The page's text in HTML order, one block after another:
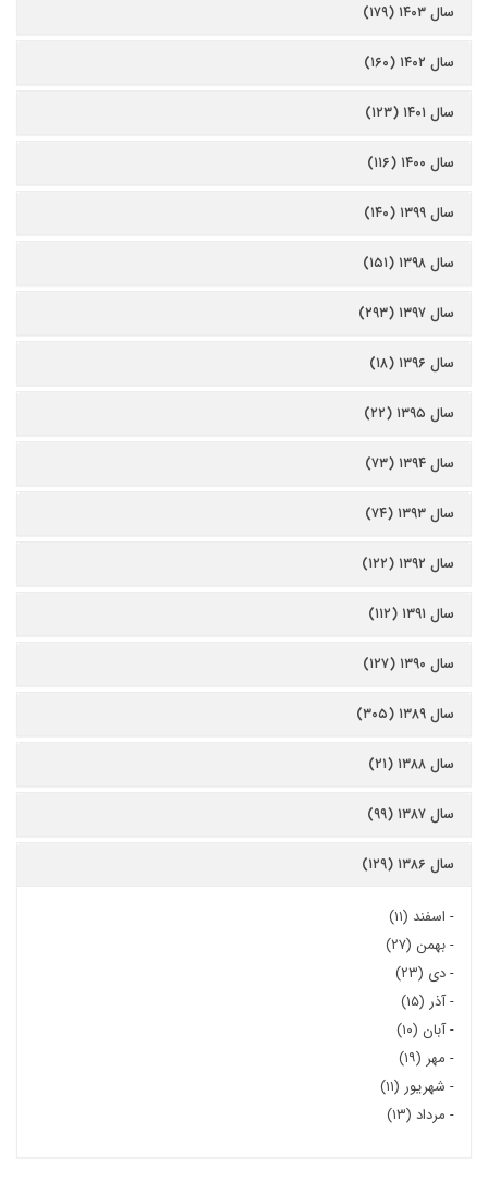
سال ۱۴۰۳ (۱۷۹)
سال ۱۴۰۲ (۱۶۰)
سال ۱۴۰۱ (۱۲۳)
سال ۱۴۰۰ (۱۱۶)
سال ۱۳۹۹ (۱۴۰)
سال ۱۳۹۸ (۱۵۱)
سال ۱۳۹۷ (۲۹۳)
سال ۱۳۹۶ (۱۸)
سال ۱۳۹۵ (۲۲)
سال ۱۳۹۴ (۷۳)
سال ۱۳۹۳ (۷۴)
سال ۱۳۹۲ (۱۲۲)
سال ۱۳۹۱ (۱۱۲)
سال ۱۳۹۰ (۱۲۷)
سال ۱۳۸۹ (۳۰۵)
سال ۱۳۸۸ (۲۱)
سال ۱۳۸۷ (۹۹)
سال ۱۳۸۶ (۱۲۹)
- اسفند (۱۱)
-بهمن (۲۷)
-دی (۲۳)
-آذر (۱۵)
-آبان (۱۰)
- مهر (۱۹)
- شهریور (۱۱)
- مرداد (۱۳)